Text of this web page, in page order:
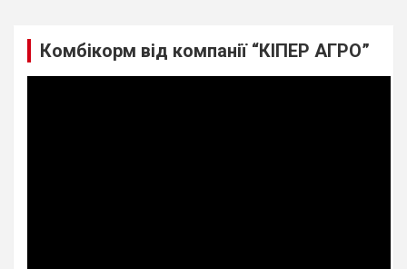
Комбікорм від компанії “КІПЕР АГРО”